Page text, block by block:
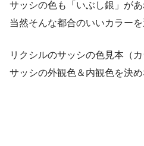
サッシの色も「いぶし銀」が
当然そんな都合のいいカラー
リクシルのサッシの色見本（
サッシの外観色＆内観色を決め